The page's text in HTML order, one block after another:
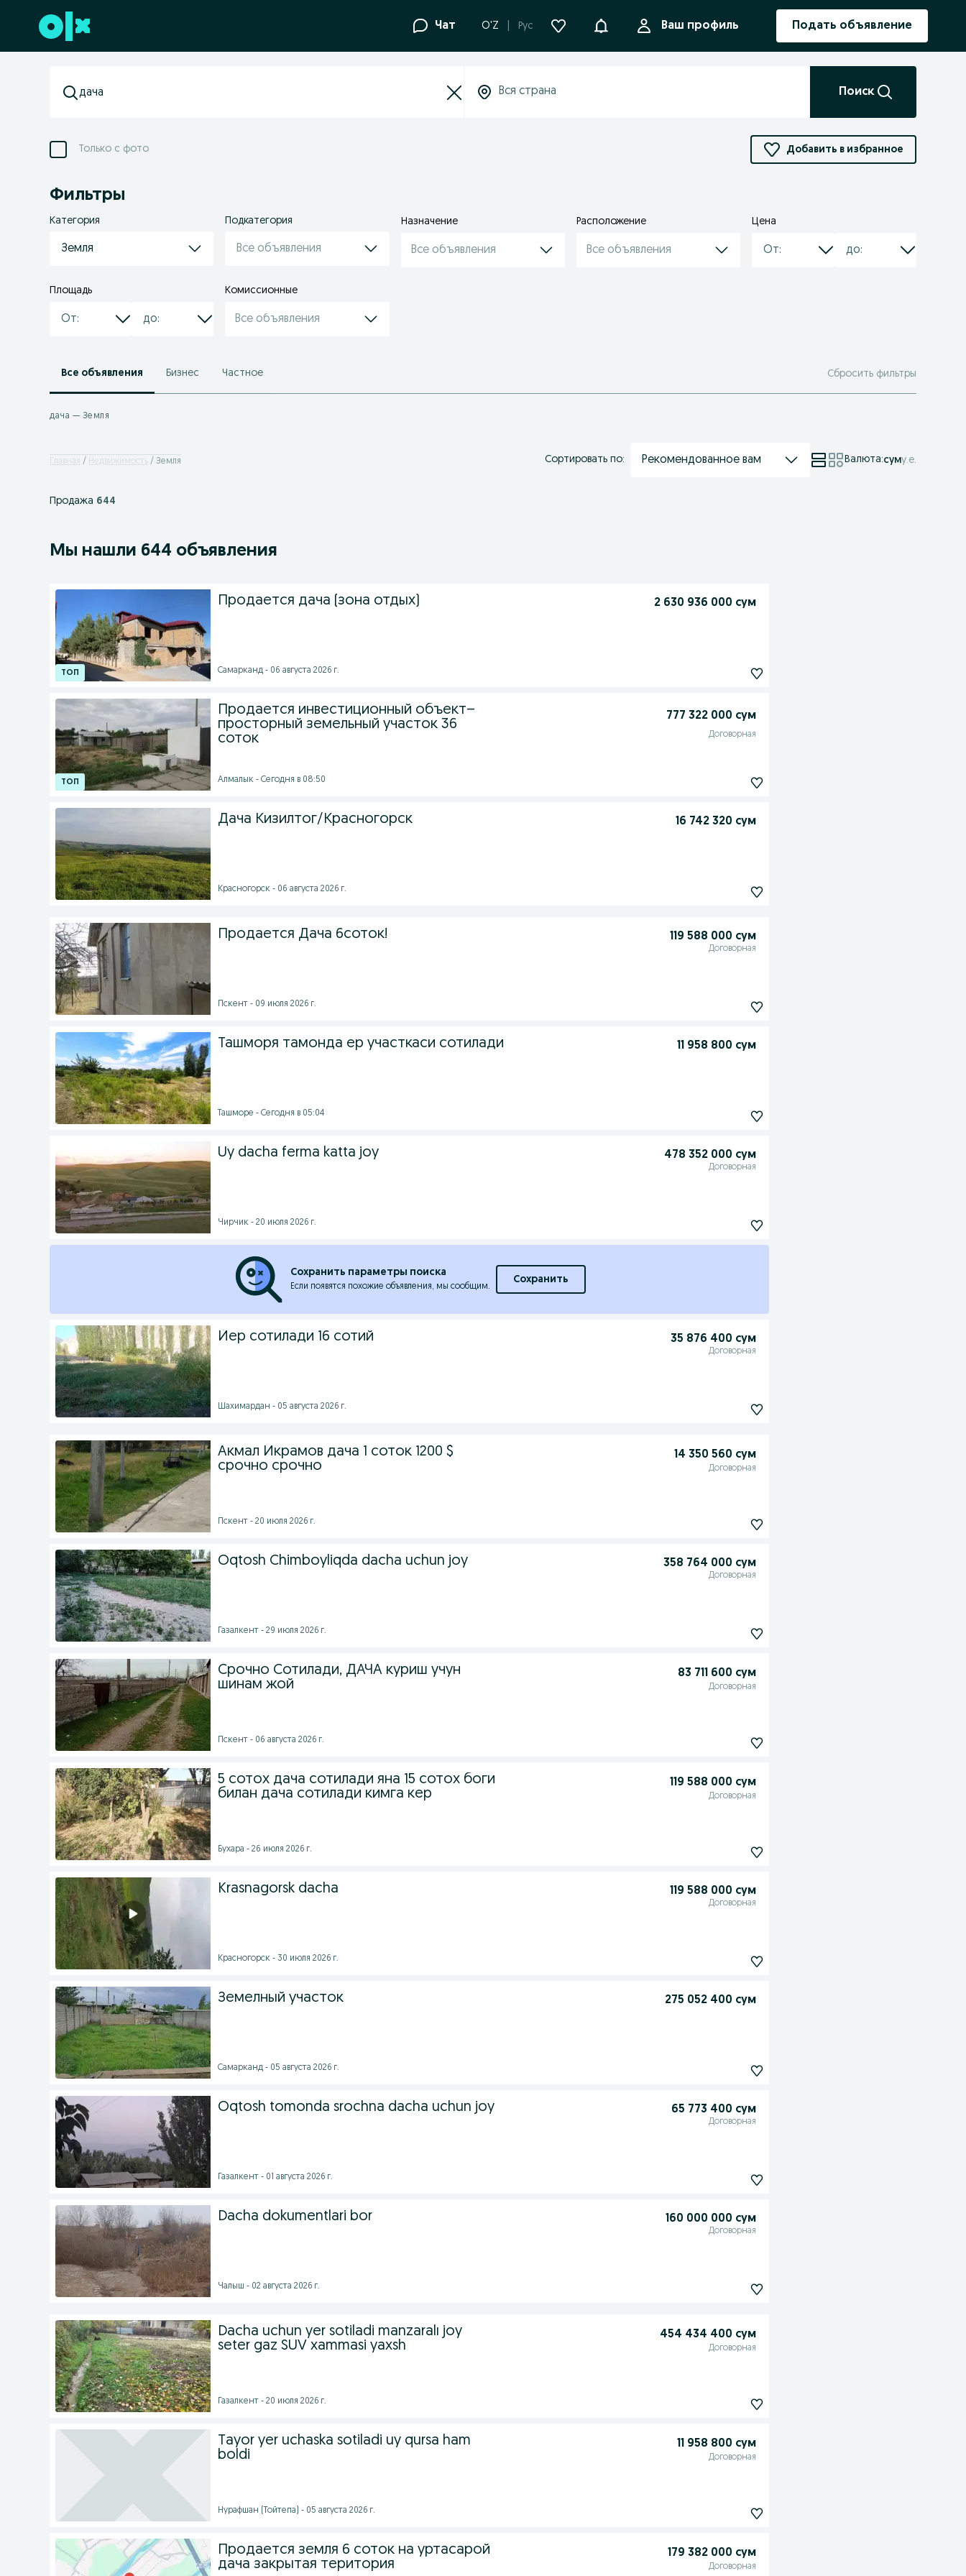
Перейти к нижнему колонтитулу Чат O'Z Рус УведомленияВаш профиль Подать объявление
Поиск
Только с фото Добавить в избранное
Фильтры
Категория
Земля
Подкатегория
Все объявления
Назначение
Все объявления
Расположение
Все объявления
Цена
Площадь Комиссионные
Все объявления
Все объявления Бизнес Частное Сбросить фильтры
дача — Земля
Главная Недвижимость Земля Сортировать по: Рекомендованное вам Валюта:суму.е.
Продажа 644
Мы нашли 644 объявления
Продается дача (зона отдых) 2 630 936 000 сум
Самарканд - 06 августа 2026 г.
Продается инвестиционный объект–
просторный земельный участок 36
соток
777 322 000 сум
Договорная
Алмалык - Сегодня в 08:50
Дача Кизилтог/Красногорск 16 742 320 сум
Красногорск - 06 августа 2026 г.
Продается Дача 6соток! 119 588 000 сум
Договорная
Пскент - 09 июля 2026 г.
Ташморя тамонда ер участкаси сотилади 11 958 800 сум
Ташморе - Сегодня в 05:04
Uy dacha ferma katta joy 478 352 000 сум
Договорная
Чирчик - 20 июля 2026 г.
Сохранить параметры поиска
Если появятся похожие объявления, мы сообщим.
Сохранить
Йер сотилади 16 сотий 35 876 400 сум
Договорная
Шахимардан - 05 августа 2026 г.
Акмал Икрамов дача 1 соток 1200 $
срочно срочно
14 350 560 сум
Договорная
Пскент - 20 июля 2026 г.
Oqtosh Chimboyliqda dacha uchun joy 358 764 000 сум
Договорная
Газалкент - 29 июля 2026 г.
Срочно Сотилади, ДАЧА куриш учун
шинам жой
83 711 600 сум
Договорная
Пскент - 06 августа 2026 г.
5 сотох дача сотилади яна 15 сотох боги
билан дача сотилади кимга кер
119 588 000 сум
Договорная
Бухара - 26 июля 2026 г.
Krasnagorsk dacha 119 588 000 сум
Договорная
Красногорск - 30 июля 2026 г.
Земелный участок 275 052 400 сум
Самарканд - 05 августа 2026 г.
Oqtosh tomonda srochna dacha uchun joy 65 773 400 сум
Договорная
Газалкент - 01 августа 2026 г.
Dacha dokumentlari bor 160 000 000 сум
Договорная
Чалыш - 02 августа 2026 г.
Dacha uchun yer sotiladi manzaralı joy
seter gaz SUV xammasi yaxsh
454 434 400 сум
Договорная
Газалкент - 20 июля 2026 г.
Tayor yer uchaska sotiladi uy qursa ham
boldi
11 958 800 сум
Договорная
Нурафшан (Тойтепа) - 05 августа 2026 г.
Продается земля 6 соток на уртасарой
дача закрытая територия
179 382 000 сум
Договорная